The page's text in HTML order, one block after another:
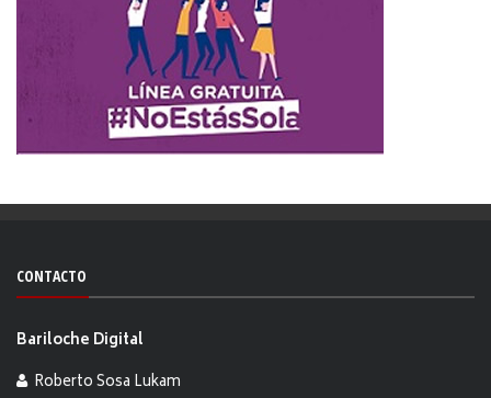
CONTACTO
Bariloche Digital
Roberto Sosa Lukam